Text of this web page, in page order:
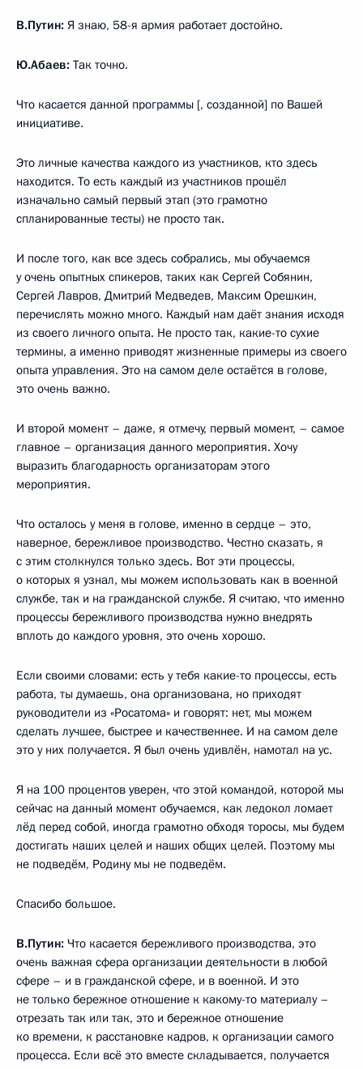
В.Путин: Я знаю, 58-я армия работает достойно.
Ю.Абаев: Так точно.
Что касается данной программы [, созданной] по Вашей
инициативе.
Это личные качества каждого из участников, кто здесь
находится. То есть каждый из участников прошёл
изначально самый первый этап (это грамотно
спланированные тесты) не просто так.
И после того, как все здесь собрались, мы обучаемся
у очень опытных спикеров, таких как Сергей Собянин,
Сергей Лавров, Дмитрий Медведев, Максим Орешкин,
перечислять можно много. Каждый нам даёт знания исходя
из своего личного опыта. Не просто так, какие-то сухие
термины, а именно приводят жизненные примеры из своего
опыта управления. Это на самом деле остаётся в голове,
это очень важно.
И второй момент – даже, я отмечу, первый момент, – самое
главное – организация данного мероприятия. Хочу
выразить благодарность организаторам этого
мероприятия.
Что осталось у меня в голове, именно в сердце – это,
наверное, бережливое производство. Честно сказать, я
с этим столкнулся только здесь. Вот эти процессы,
о которых я узнал, мы можем использовать как в военной
службе, так и на гражданской службе. Я считаю, что именно
процессы бережливого производства нужно внедрять
вплоть до каждого уровня, это очень хорошо.
Если своими словами: есть у тебя какие-то процессы, есть
работа, ты думаешь, она организована, но приходят
руководители из «Росатома» и говорят: нет, мы можем
сделать лучшее, быстрее и качественнее. И на самом деле
это у них получается. Я был очень удивлён, намотал на ус.
Я на 100 процентов уверен, что этой командой, которой мы
сейчас на данный момент обучаемся, как ледокол ломает
лёд перед собой, иногда грамотно обходя торосы, мы будем
достигать наших целей и наших общих целей. Поэтому мы
не подведём, Родину мы не подведём.
Спасибо большое.
В.Путин: Что касается бережливого производства, это
очень важная сфера организации деятельности в любой
сфере – и в гражданской сфере, и в военной. И это
не только бережное отношение к какому-то материалу –
отрезать так или так, это и бережное отношение
ко времени, к расстановке кадров, к организации самого
процесса. Если всё это вместе складывается, получается